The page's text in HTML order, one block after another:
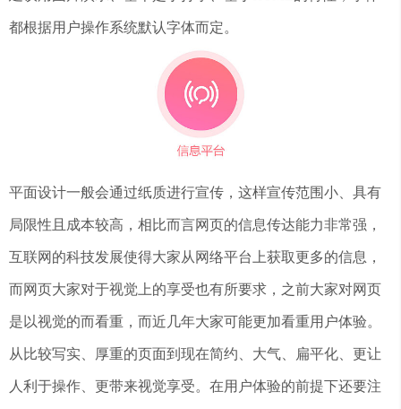
都根据用户操作系统默认字体而定。
平面设计一般会通过纸质进行宣传，这样宣传范围小、具有
局限性且成本较高，相比而言网页的信息传达能力非常强，
互联网的科技发展使得大家从网络平台上获取更多的信息，
而网页大家对于视觉上的享受也有所要求，之前大家对网页
是以视觉的而看重，而近几年大家可能更加看重用户体验。
从比较写实、厚重的页面到现在简约、大气、扁平化、更让
人利于操作、更带来视觉享受。在用户体验的前提下还要注